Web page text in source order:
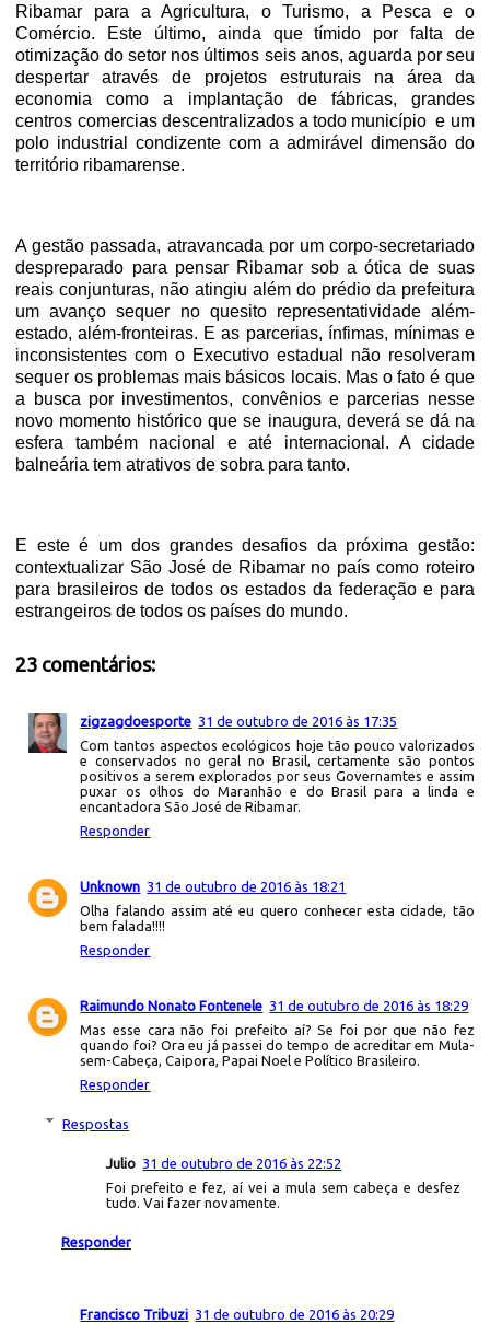
Ribamar para a Agricultura, o Turismo, a Pesca e o
Comércio. Este último, ainda que tímido por falta de
otimização do setor nos últimos seis anos, aguarda por seu
despertar através de projetos estruturais na área da
economia como a implantação de fábricas, grandes
centros comercias descentralizados a todo município e um
polo industrial condizente com a admirável dimensão do
território ribamarense.
A gestão passada, atravancada por um corpo-secretariado
despreparado para pensar Ribamar sob a ótica de suas
reais conjunturas, não atingiu além do prédio da prefeitura
um avanço sequer no quesito representatividade além-
estado, além-fronteiras. E as parcerias, ínfimas, mínimas e
inconsistentes com o Executivo estadual não resolveram
sequer os problemas mais básicos locais. Mas o fato é que
a busca por investimentos, convênios e parcerias nesse
novo momento histórico que se inaugura, deverá se dá na
esfera também nacional e até internacional. A cidade
balneária tem atrativos de sobra para tanto.
E este é um dos grandes desafios da próxima gestão:
contextualizar São José de Ribamar no país como roteiro
para brasileiros de todos os estados da federação e para
estrangeiros de todos os países do mundo.
23 comentários:
zigzagdoesporte 31 de outubro de 2016 às 17:35
Com tantos aspectos ecológicos hoje tão pouco valorizados
e conservados no geral no Brasil, certamente são pontos
positivos a serem explorados por seus Governamtes e assim
puxar os olhos do Maranhão e do Brasil para a linda e
encantadora São José de Ribamar.
Responder
Unknown 31 de outubro de 2016 às 18:21
Olha falando assim até eu quero conhecer esta cidade, tão
bem falada!!!!
Responder
Raimundo Nonato Fontenele 31 de outubro de 2016 às 18:29
Mas esse cara não foi prefeito aí? Se foi por que não fez
quando foi? Ora eu já passei do tempo de acreditar em Mula-
sem-Cabeça, Caipora, Papai Noel e Político Brasileiro.
Responder
Respostas
Julio 31 de outubro de 2016 às 22:52
Foi prefeito e fez, aí vei a mula sem cabeça e desfez
tudo. Vai fazer novamente.
Responder
Francisco Tribuzi 31 de outubro de 2016 às 20:29